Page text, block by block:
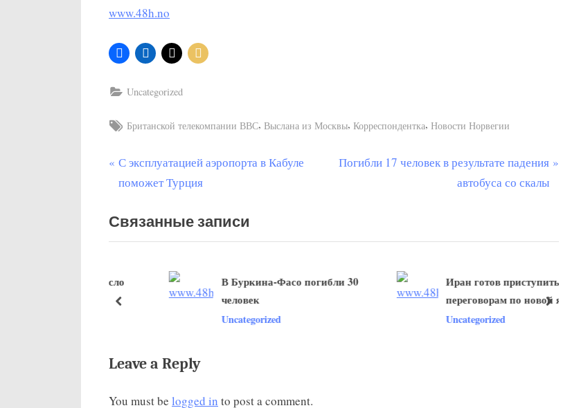
www.48h.no
Uncategorized
Tags:
Британской телекомпании ВВС, Выслана из Москвы, Корреспондентка, Новости Норвегии
Post
П
р
д
ы
у
щ
з
п
С эксплуатацией аэропорта в Кабуле
поможет Турция
С
у
щ
Погибли 17 человек в результате падения
автобуса со скалы
Связанные записи
В Буркина-Фасо погибли 30
человек
Uncategorized
Иран готов приступить к
переговорам по новой ядерной
сделке со сверхдержавами
Uncategorized
пред далее
Leave a Reply
You must be logged in to post a comment.